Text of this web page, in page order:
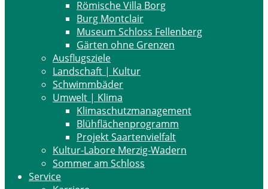
Römische Villa Borg
Burg Montclair
Museum Schloss Fellenberg
Gärten ohne Grenzen
Ausflugsziele
Landschaft | Kultur
Schwimmbäder
Umwelt | Klima
Klimaschutzmanagement
Blühflächenprogramm
Projekt Saartenvielfalt
Kultur-Labore Merzig-Wadern
Sommer am Schloss
Service